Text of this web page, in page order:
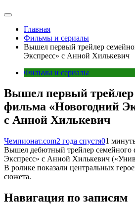
Главная
Фильмы и сериалы
Вышел первый трейлер
Экспресс» с Анной Хилькевич
Фильмы и сериалы
Вышел первый трейлер
фильма «Новогодний
с Анной Хилькевич
Чемпионат.com2 года спустя01
Вышел дебютный трейлер семейного
Экспресс» с Анной Хилькевич
В ролике показали центральных
сюжета.
Навигация по записям